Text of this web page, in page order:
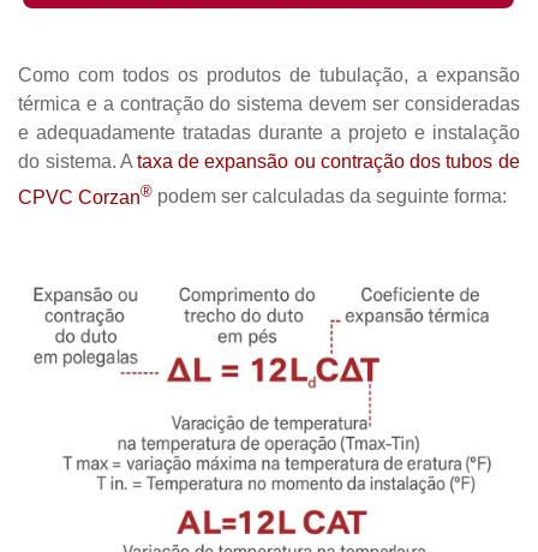
Como com todos os produtos de tubulação, a expansão
térmica e a contração do sistema devem ser consideradas
e adequadamente tratadas durante a projeto e instalação
do sistema. Ataxa de expansão ou contração dos tubos de
CPVC Corzan® podem ser calculadas da seguinte forma: